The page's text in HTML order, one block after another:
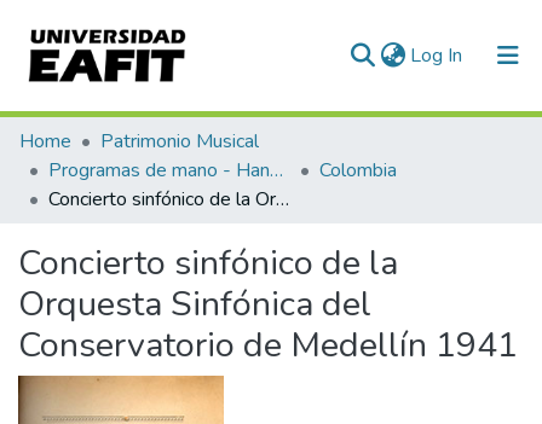
Log In (current)
Communities & Collections
All of DSpace
Home
Patrimonio Musical
Programas de mano - Hand programs
Colombia
Concierto sinfónico de la Orquesta Sinfónica del Conservatorio de Medellín 1941
Concierto sinfónico de la
Orquesta Sinfónica del
Conservatorio de Medellín 1941